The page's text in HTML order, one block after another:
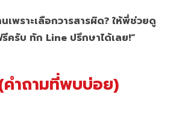
เพราะเลือกวารสารผิด? ให้พี่ช่วยดู
ครับ ทัก Line ปรึกษาได้เลย!”
คำถามที่พบบ่อย)